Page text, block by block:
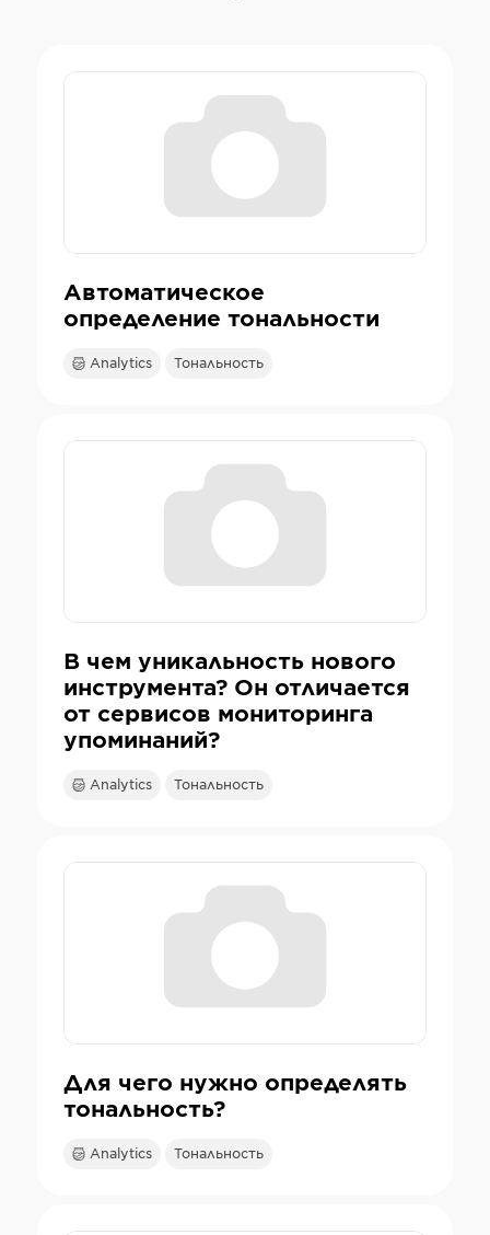
Автоматическое
определение тональности
Analytics Тональность
В чем уникальность нового
инструмента? Он отличается
от сервисов мониторинга
упоминаний?
Analytics Тональность
Для чего нужно определять
тональность?
Analytics Тональность